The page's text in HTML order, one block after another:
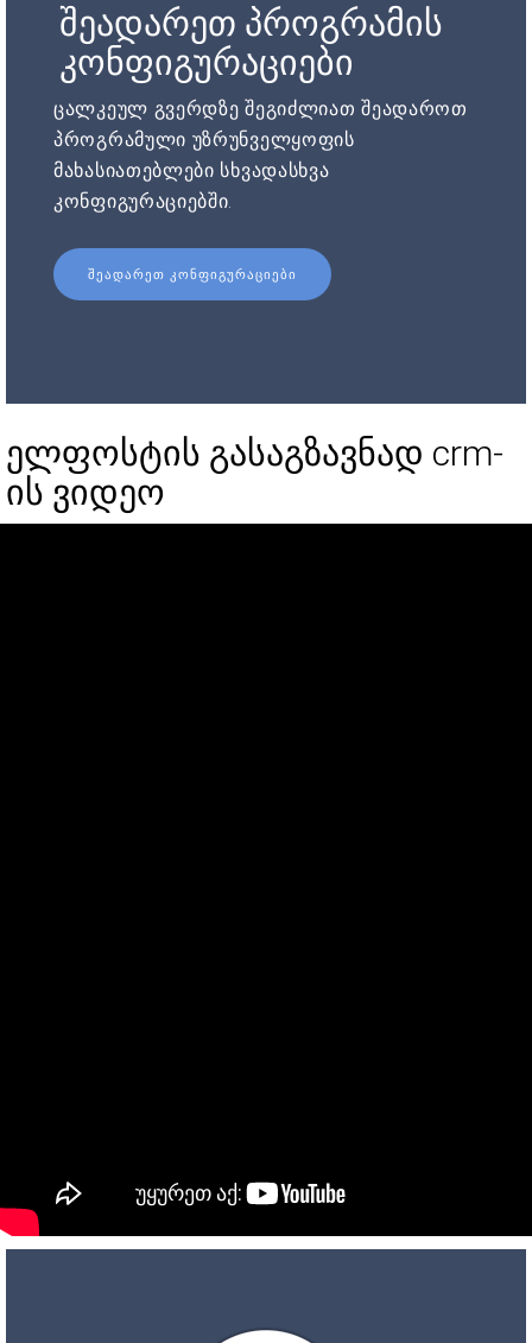
შეადარეთ პროგრამის
კონფიგურაციები
ცალკეულ გვერდზე შეგიძლიათ შეადაროთ
პროგრამული უზრუნველყოფის
მახასიათებლები სხვადასხვა
კონფიგურაციებში.
ᲨᲔᲐᲓᲐᲠᲔᲗ ᲙᲝᲜᲤᲘᲒᲣᲠᲐᲪᲘᲔᲑᲘ
ელფოსტის გასაგზავნად crm-
ის ვიდეო